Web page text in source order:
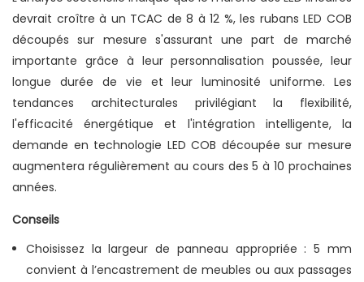
devrait croître à un TCAC de 8 à 12 %, les rubans LED COB
découpés sur mesure s'assurant une part de marché
importante grâce à leur personnalisation poussée, leur
longue durée de vie et leur luminosité uniforme. Les
tendances architecturales privilégiant la flexibilité,
l'efficacité énergétique et l'intégration intelligente, la
demande en technologie LED COB découpée sur mesure
augmentera régulièrement au cours des 5 à 10 prochaines
années.
Conseils
Choisissez la largeur de panneau appropriée : 5 mm
convient à l’encastrement de meubles ou aux passages